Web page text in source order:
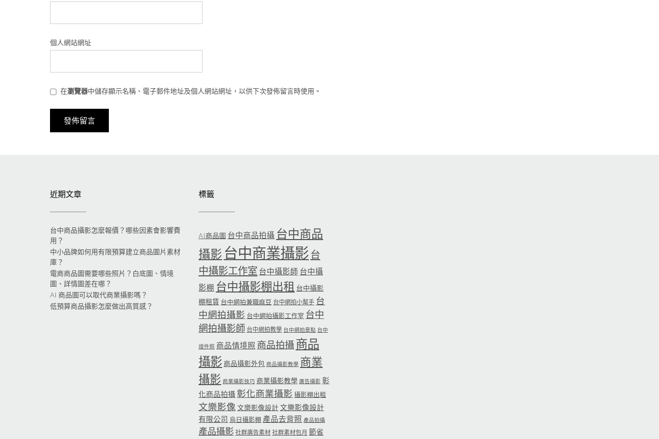
個人網站網址
在瀏覽器中儲存顯示名稱、電子郵件地址及個人網站網址，以供下次發佈留言時使用。
近期文章
台中商品攝影怎麼報價？哪些因素會影響費
用？
中小品牌如何用有限預算建立商品圖片素材
庫？
電商商品圖需要哪些照片？白底圖、情境
圖、詳情圖差在哪？
AI 商品圖可以取代商業攝影嗎？
低預算商品攝影怎麼做出高質感？
標籤
AI商品圖 台中商品拍攝 台中商品
攝影 台中商業攝影 台
中攝影工作室 台中攝影師 台中攝
影棚 台中攝影棚出租 台中攝影
棚租賃 台中網拍兼職麻豆 台中網拍小幫手 台
中網拍攝影 台中網拍攝影工作室 台中
網拍攝影師 台中網拍教學 台中網拍景點 台中
證件照 商品情境照 商品拍攝商品
攝影商品攝影外包 商品攝影教學 商業
攝影 商業攝影技巧 商業攝影教學 廣告攝影 彰
化商品拍攝 彰化商業攝影 攝影棚出租
文樂影像 文樂影像設計文樂影像設計
有限公司 烏日攝影棚 產品去背照 產品拍攝
產品攝影 社群廣告素材 社群素材包月 節省